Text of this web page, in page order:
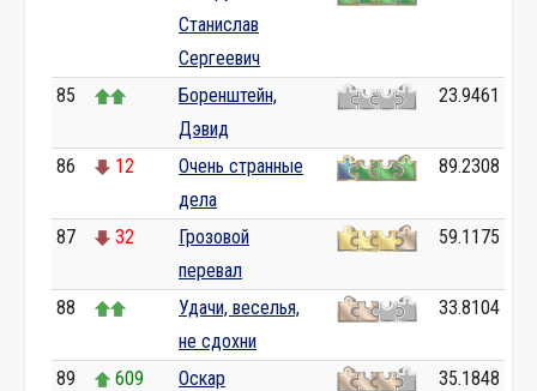
Станислав
Сергеевич
85
Боренштейн,
Дэвид
23.9461
86 12
Очень странные
дела
89.2308
87 32
Грозовой
перевал
59.1175
88
Удачи, веселья,
не сдохни
33.8104
89 609
Оскар
35.1848